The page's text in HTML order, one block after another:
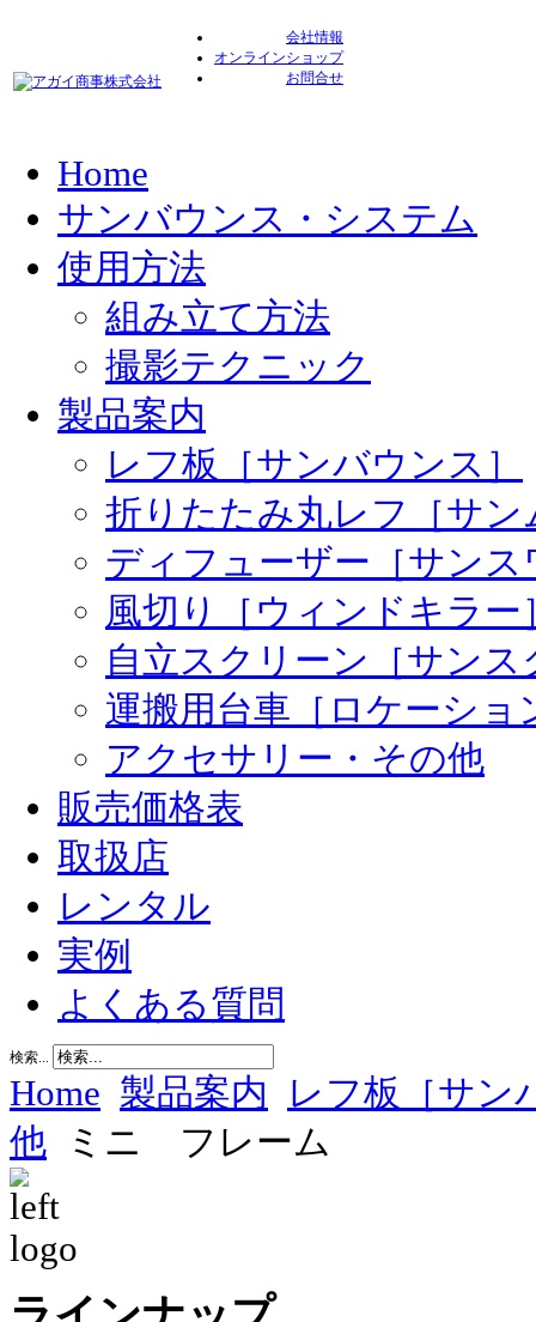
会社情報
オンラインショップ
お問合せ
Home
サンバウンス・システム
使用方法
組み立て方法
撮影テクニック
製品案内
レフ板［サンバウンス］
折りたたみ丸レフ［サン
ディフューザー［サンス
風切り［ウィンドキラー
自立スクリーン［サンス
運搬用台車［ロケーショ
アクセサリー・その他
販売価格表
取扱店
レンタル
実例
よくある質問
検索...
Home 製品案内
レフ板［サン
他
ミニ フレーム